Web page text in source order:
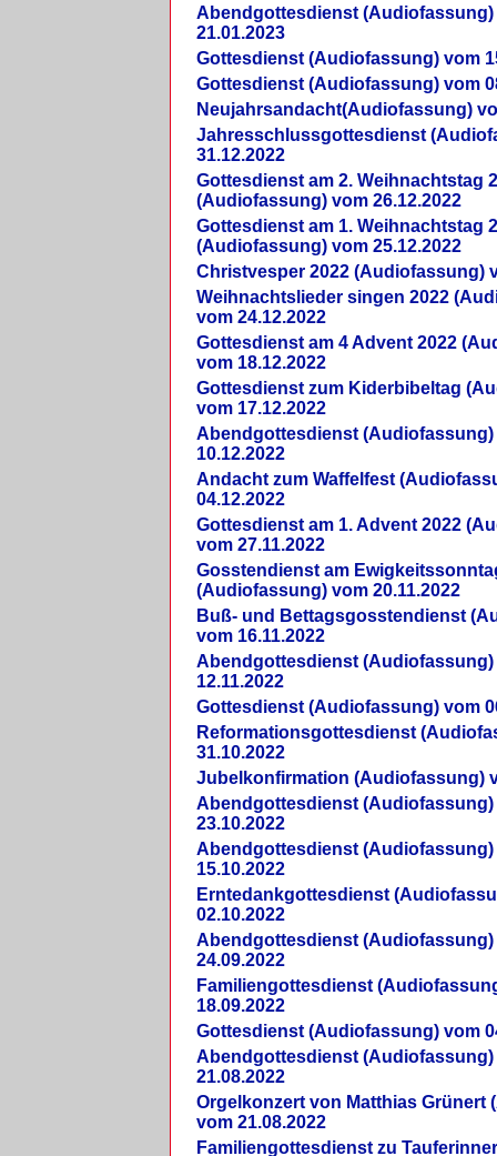
Abendgottesdienst (Audiofassung)
21.01.2023
Gottesdienst (Audiofassung) vom
Gottesdienst (Audiofassung) vom
Neujahrsandacht(Audiofassung)
Jahresschlussgottesdienst
31.12.2022
Gottesdienst am 2. Weihnachtstag
(Audiofassung) vom 26.12.2022
Gottesdienst am 1. Weihnachtstag
(Audiofassung) vom 25.12.2022
Christvesper 2022 (Audiofassung)
Weihnachtslieder singen 2022
vom 24.12.2022
Gottesdienst am 4 Advent 2022
vom 18.12.2022
Gottesdienst zum Kiderbibeltag
vom 17.12.2022
Abendgottesdienst (Audiofassung)
10.12.2022
Andacht zum Waffelfest
04.12.2022
Gottesdienst am 1. Advent 2022
vom 27.11.2022
Gosstendienst am
(Audiofassung) vom 20.11.2022
Buß- und Bettagsgosstendienst
vom 16.11.2022
Abendgottesdienst (Audiofassung)
12.11.2022
Gottesdienst (Audiofassung) vom
Reformationsgottesdienst
31.10.2022
Jubelkonfirmation (Audiofassung)
Abendgottesdienst (Audiofassung)
23.10.2022
Abendgottesdienst (Audiofassung)
15.10.2022
Erntedankgottesdienst
02.10.2022
Abendgottesdienst (Audiofassung)
24.09.2022
Familiengottesdienst
18.09.2022
Gottesdienst (Audiofassung) vom
Abendgottesdienst (Audiofassung)
21.08.2022
Orgelkonzert von Matthias Grünert
vom 21.08.2022
Familiengottesdienst zu